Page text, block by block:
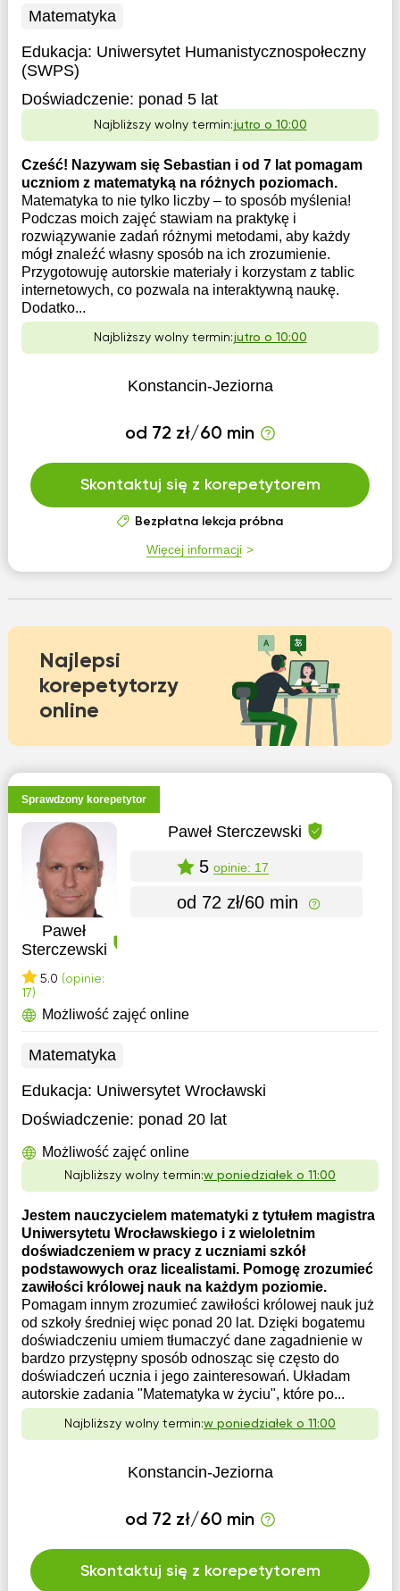
Matematyka
Edukacja: Uniwersytet Humanistycznospołeczny
(SWPS)
Doświadczenie: ponad 5 lat
Najbliższy wolny termin:jutro o 10:00
Cześć! Nazywam się Sebastian i od 7 lat pomagam
uczniom z matematyką na różnych poziomach.
Matematyka to nie tylko liczby – to sposób myślenia!
Podczas moich zajęć stawiam na praktykę i
rozwiązywanie zadań różnymi metodami, aby każdy
mógł znaleźć własny sposób na ich zrozumienie.
Przygotowuję autorskie materiały i korzystam z tablic
internetowych, co pozwala na interaktywną naukę.
Dodatko...
Najbliższy wolny termin:jutro o 10:00
Konstancin-Jeziorna
od 72 zł/60 min
Skontaktuj się z korepetytorem
Bezpłatna lekcja próbna
Więcej informacji
Najlepsi
korepetytorzy
online
Sprawdzony korepetytor
Paweł
Sterczewski
5.0 (opinie:
17)
Paweł Sterczewski
5 opinie: 17
od 72 zł/60 min
Możliwość zajęć online
Matematyka
Edukacja: Uniwersytet Wrocławski
Doświadczenie: ponad 20 lat
Możliwość zajęć online
Najbliższy wolny termin:w poniedziałek o 11:00
Jestem nauczycielem matematyki z tytułem magistra
Uniwersytetu Wrocławskiego i z wieloletnim
doświadczeniem w pracy z uczniami szkół
podstawowych oraz licealistami. Pomogę zrozumieć
zawiłości królowej nauk na każdym poziomie.
Pomagam innym zrozumieć zawiłości królowej nauk już
od szkoły średniej więc ponad 20 lat. Dzięki bogatemu
doświadczeniu umiem tłumaczyć dane zagadnienie w
bardzo przystępny sposób odnosząc się często do
doświadczeń ucznia i jego zainteresowań. Układam
autorskie zadania "Matematyka w życiu", które po...
Najbliższy wolny termin:w poniedziałek o 11:00
Konstancin-Jeziorna
od 72 zł/60 min
Skontaktuj się z korepetytorem